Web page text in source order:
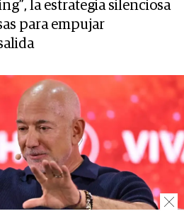
la estrategia silenciosa
para empujar